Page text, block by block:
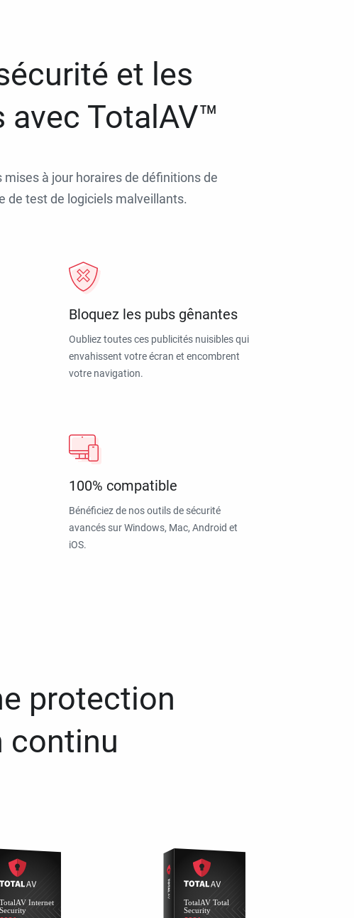
et les
TotalAV™
à jour horaires de définitions de
de test de logiciels malveillants.
Bloquez les pubs gênantes
Oubliez toutes ces publicités nuisibles qui
envahissent votre écran et encombrent
votre navigation.
100% compatible
Bénéficiez de nos outils de sécurité
avancés sur Windows, Mac, Android et
iOS.
protection
continu